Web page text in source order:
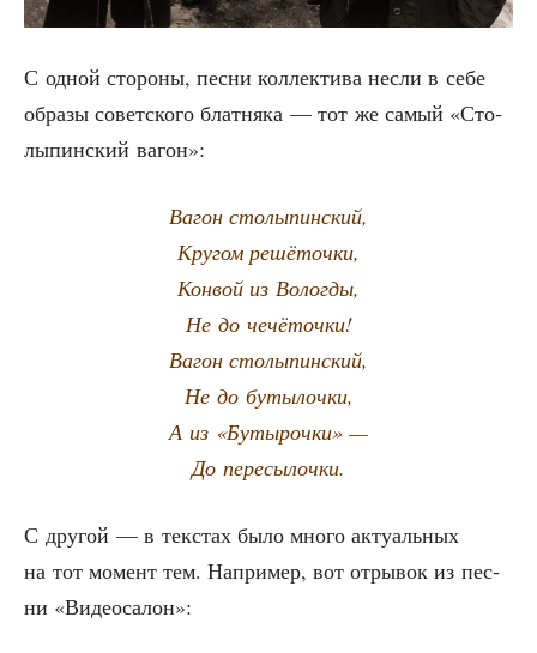
С одной сто­ро­ны, пес­ни кол­лек­ти­ва нес­ли в себе
обра­зы совет­ско­го блат­ня­ка — тот же самый «Сто­
лы­пин­ский вагон»:
Вагон сто­лы­пин­ский,
Кру­гом решёточки,
Кон­вой из Вологды,
Не до чечёточки!
Вагон столыпинский,
Не до бутылочки,
А из «Буты­роч­ки» —
До пересылочки.
С дру­гой — в текстах было мно­го акту­аль­ных
на тот момент тем. Напри­мер, вот отры­вок из пес­
ни «Видео­са­лон»: